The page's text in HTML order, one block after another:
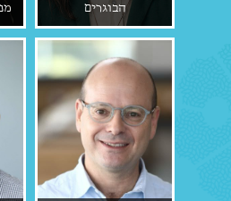
הבוגרים